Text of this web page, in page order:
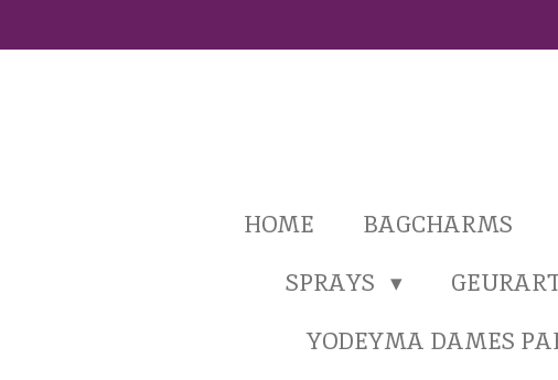
direct
HOME BAGCHARMS
SPRAYS
YODEYMA DAMES